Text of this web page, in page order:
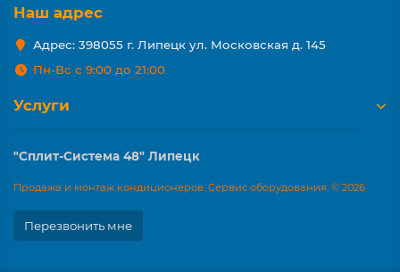
Наш адрес
Адрес: 398055 г. Липецк ул. Московская д. 145
Пн-Вс с 9:00 до 21:00
Услуги
"Сплит-Система 48" Липецк
Продажа и монтаж кондиционеров. Сервис оборудования. © 2026
Перезвонить мне